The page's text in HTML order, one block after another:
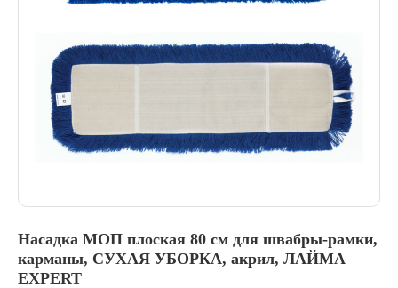
Насадка МОП плоская 80 см для швабры-рамки,
карманы, СУХАЯ УБОРКА, акрил, ЛАЙМА
EXPERT